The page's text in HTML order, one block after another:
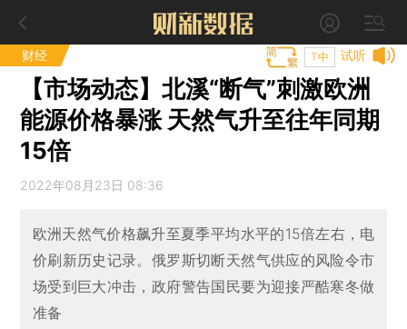
财经 试听
T中
【市场动态】北溪“断气”刺激欧洲
能源价格暴涨 天然气升至往年同期
15倍
2022年08月23日 08:36
欧洲天然气价格飙升至夏季平均水平的15倍左右，电
价刷新历史记录。俄罗斯切断天然气供应的风险令市
场受到巨大冲击，政府警告国民要为迎接严酷寒冬做
准备